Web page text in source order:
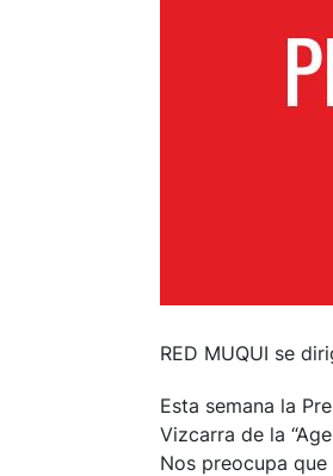
RED MUQUI se
Esta semana la
Vizcarra de la
Nos preocupa